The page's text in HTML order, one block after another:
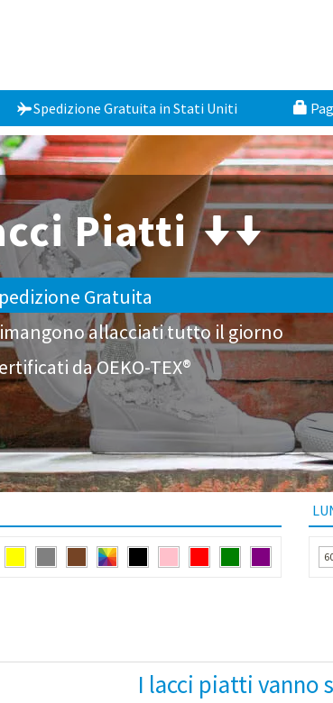
Spedizione Gratuita in Stati Uniti
Piatti
Gratuita
allacciati tutto il giorno
da OEKO-TEX®
I lacci piatti vanno